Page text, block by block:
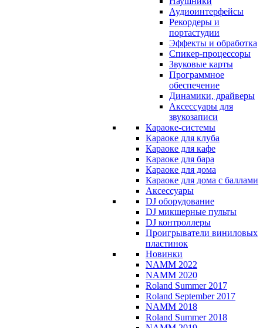
Аудиоинтерфейсы
Рекордеры и
портастудии
Эффекты и обработка
Спикер-процессоры
Звуковые карты
Программное
обеспечение
Динамики, драйверы
Аксессуары для
звукозаписи
Караоке-системы
Караоке для клуба
Караоке для кафе
Караоке для бара
Караоке для дома
Караоке для дома с баллами
Аксессуары
DJ оборудование
DJ микшерные пульты
DJ контроллеры
Проигрыватели виниловых
пластинок
Новинки
NAMM 2022
NAMM 2020
Roland Summer 2017
Roland September 2017
NAMM 2018
Roland Summer 2018